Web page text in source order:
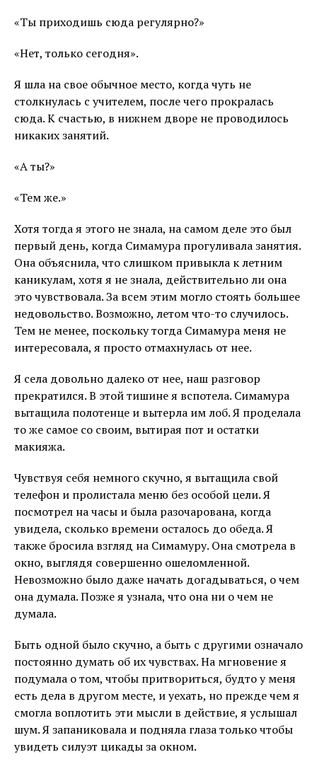
«Ты приходишь сюда регулярно?»
«Нет, только сегодня».
Я шла на свое обычное место, когда чуть не
столкнулась с учителем, после чего прокралась
сюда. К счастью, в нижнем дворе не проводилось
никаких занятий.
«А ты?»
«Тем же.»
Хотя тогда я этого не знала, на самом деле это был
первый день, когда Симамура прогуливала занятия.
Она объяснила, что слишком привыкла к летним
каникулам, хотя я не знала, действительно ли она
это чувствовала. За всем этим могло стоять большее
недовольство. Возможно, летом что-то случилось.
Тем не менее, поскольку тогда Симамура меня не
интересовала, я просто отмахнулась от нее.
Я села довольно далеко от нее, наш разговор
прекратился. В этой тишине я вспотела. Симамура
вытащила полотенце и вытерла им лоб. Я проделала
то же самое со своим, вытирая пот и остатки
макияжа.
Чувствуя себя немного скучно, я вытащила свой
телефон и пролистала меню без особой цели. Я
посмотрел на часы и была разочарована, когда
увидела, сколько времени осталось до обеда. Я
также бросила взгляд на Симамуру. Она смотрела в
окно, выглядя совершенно ошеломленной.
Невозможно было даже начать догадываться, о чем
она думала. Позже я узнала, что она ни о чем не
думала.
Быть одной было скучно, а быть с другими означало
постоянно думать об их чувствах. На мгновение я
подумала о том, чтобы притвориться, будто у меня
есть дела в другом месте, и уехать, но прежде чем я
смогла воплотить эти мысли в действие, я услышал
шум. Я запаниковала и подняла глаза только чтобы
увидеть силуэт цикады за окном.